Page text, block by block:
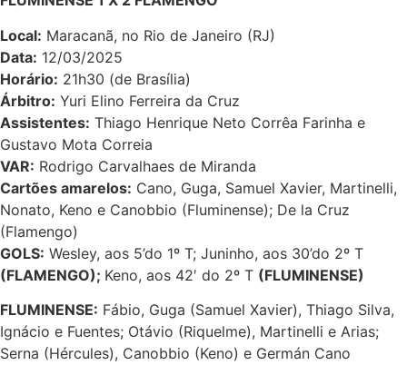
Local: Maracanã, no Rio de Janeiro (RJ)
Data: 12/03/2025
Horário: 21h30 (de Brasília)
Árbitro: Yuri Elino Ferreira da Cruz
Assistentes: Thiago Henrique Neto Corrêa Farinha e
Gustavo Mota Correia
VAR: Rodrigo Carvalhaes de Miranda
Cartões amarelos: Cano, Guga, Samuel Xavier, Martinelli,
Nonato, Keno e Canobbio (Fluminense); De la Cruz
(Flamengo)
GOLS: Wesley, aos 5’do 1º T; Juninho, aos 30’do 2º T
(FLAMENGO); Keno, aos 42′ do 2º T (FLUMINENSE)
FLUMINENSE: Fábio, Guga (Samuel Xavier), Thiago Silva,
Ignácio e Fuentes; Otávio (Riquelme), Martinelli e Arias;
Serna (Hércules), Canobbio (Keno) e Germán Cano